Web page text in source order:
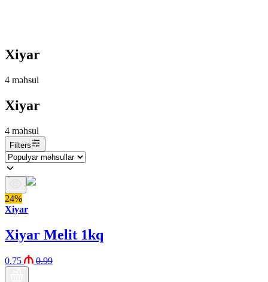
Xiyar
4 məhsul
Xiyar
4 məhsul
Filters
24%
Xiyar
Xiyar Melit 1kq
0.75 0.99